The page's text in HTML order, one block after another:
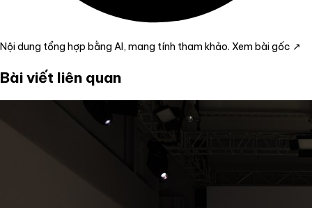
Nội dung tổng hợp bằng AI, mang tính tham khảo. Xem bài gốc ↗
Bài viết liên quan